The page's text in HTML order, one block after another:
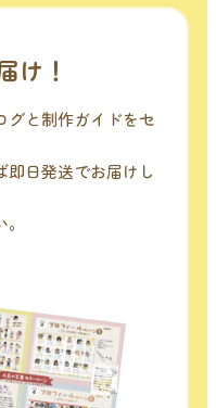
け！
グと制作ガイドをセ
即日発送でお届けし